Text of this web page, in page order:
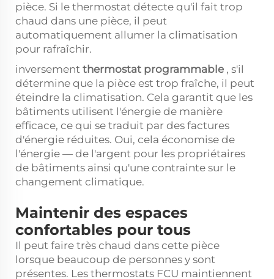
pièce. Si le thermostat détecte qu'il fait trop
chaud dans une pièce, il peut
automatiquement allumer la climatisation
pour rafraîchir.
inversement thermostat programmable , s'il
détermine que la pièce est trop fraîche, il peut
éteindre la climatisation. Cela garantit que les
bâtiments utilisent l'énergie de manière
efficace, ce qui se traduit par des factures
d'énergie réduites. Oui, cela économise de
l'énergie — de l'argent pour les propriétaires
de bâtiments ainsi qu'une contrainte sur le
changement climatique.
Maintenir des espaces
confortables pour tous
Il peut faire très chaud dans cette pièce
lorsque beaucoup de personnes y sont
présentes. Les thermostats FCU maintiennent